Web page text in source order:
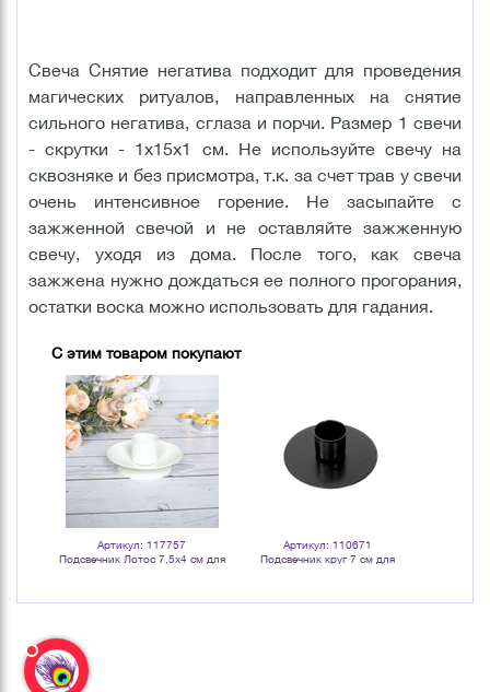
Свеча Снятие негатива подходит для проведения
магических ритуалов, направленных на снятие
сильного негатива, сглаза и порчи. Размер 1 свечи
- скрутки - 1х15х1 см. Не используйте свечу на
сквозняке и без присмотра, т.к. за счет трав у свечи
очень интенсивное горение. Не засыпайте с
зажженной свечой и не оставляйте зажженную
свечу, уходя из дома. После того, как свеча
зажжена нужно дождаться ее полного прогорания,
остатки воска можно использовать для гадания.
С этим товаром покупают
Артикул: 117757
Подсвечник Лотос 7,5х4 см для
Артикул: 110671
Подсвечник круг 7 см для